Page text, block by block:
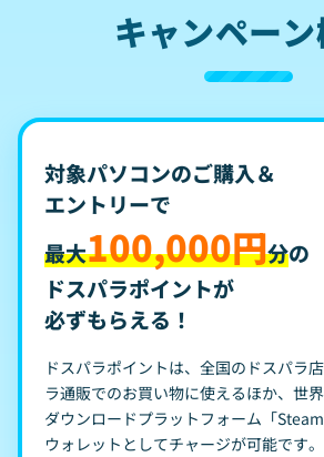
キャンペー
対象パソコンのご購入＆
エントリーで
最大100,000円分の
ドスパラポイントが
必ずもらえる！
ドスパラポイントは、全国のドスパラ
ラ通販でのお買い物に使えるほか、世
ダウンロードプラットフォーム「
ウォレットとしてチャージが可能です。